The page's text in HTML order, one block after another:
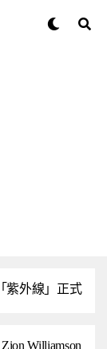
紫外線」正式
Williamson